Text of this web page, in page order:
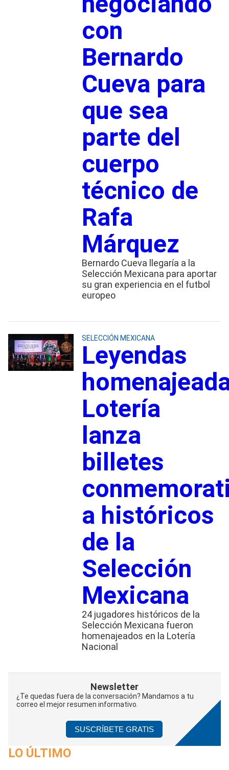
con
Bernardo
Cueva para
que sea
parte del
cuerpo
técnico de
Rafa
Márquez
Bernardo Cueva llegaría a la
Selección Mexicana para aportar
su gran experiencia en el futbol
europeo
SELECCIÓN MEXICANA
Leyendas
Lotería
lanza
billetes
a históricos
de la
Selección
Mexicana
24 jugadores históricos de la
Selección Mexicana fueron
homenajeados en la Lotería
Nacional
Newsletter
¿Te quedas fuera de la conversación? Mandamos a tu
correo el mejor resumen informativo.
SUSCRÍBETE GRATIS
LO ÚLTIMO